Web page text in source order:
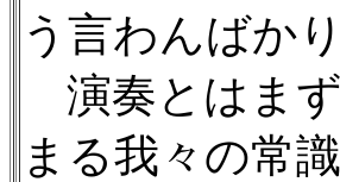
う言わんばか
演奏とはま
まる我々の常